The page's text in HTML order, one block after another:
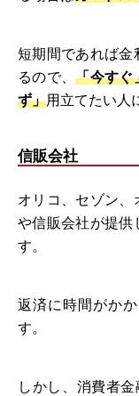
短期間であれば金
るので、「今すぐ
ず」用立てたい人
信販会社
オリコ、セゾン、
や信販会社が提供
す。
返済に時間がか
す。
しかし、消費者